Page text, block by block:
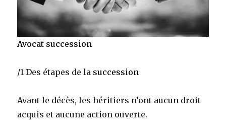
Avocat succession
/1 Des étapes de la succession
Avant le décès, les héritiers n’ont aucun droit
acquis et aucune action ouverte.